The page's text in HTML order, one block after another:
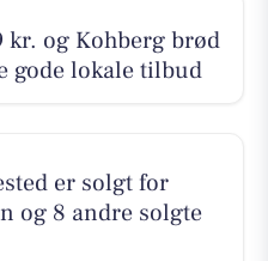
kr. og Kohberg brød
gode lokale tilbud
er solgt for
og 8 andre solgte